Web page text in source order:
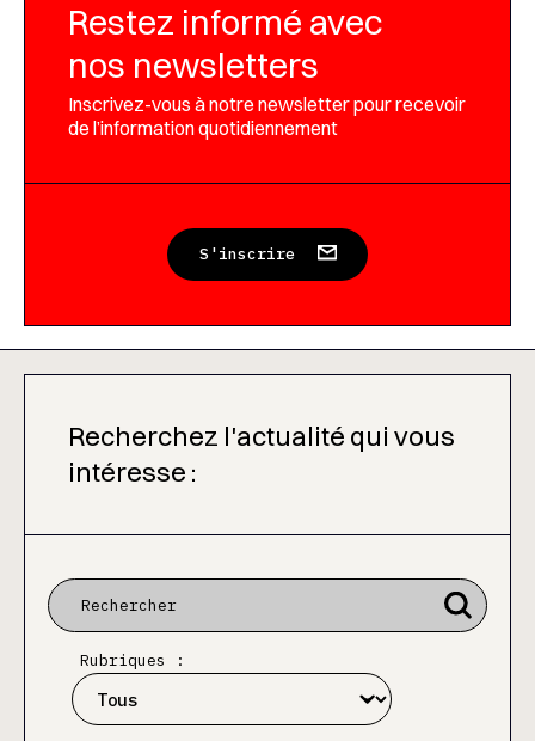
Restez informé avec
nos newsletters
Inscrivez-vous à notre newsletter pour recevoir
de l’information quotidiennement
S'inscrire
Recherchez l'actualité qui vous
intéresse :
Rubriques :